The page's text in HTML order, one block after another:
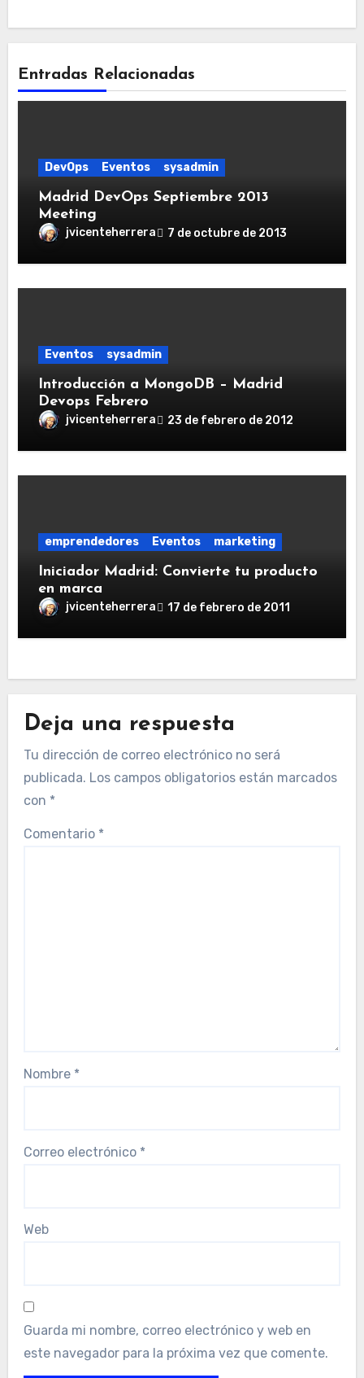
Entradas Relacionadas
DevOps Eventos sysadmin
Madrid DevOps Septiembre 2013
Meeting
jvicenteherrera 7 de octubre de 2013
Eventos sysadmin
Introducción a MongoDB – Madrid
Devops Febrero
jvicenteherrera 23 de febrero de 2012
emprendedores Eventos marketing
Iniciador Madrid: Convierte tu producto
en marca
jvicenteherrera 17 de febrero de 2011
Deja una respuesta
Tu dirección de correo electrónico no será
publicada. Los campos obligatorios están marcados
con *
Comentario *
Nombre *
Correo electrónico *
Web
Guarda mi nombre, correo electrónico y web en
este navegador para la próxima vez que comente.